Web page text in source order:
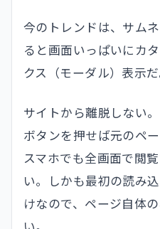
今のトレンドは、サム
ると画面いっぱいにカ
クス（モーダル）表示だ
サイトから離脱しない
ボタンを押せば元のペ
スマホでも全画面で閲
い。しかも最初の読み
けなので、ページ自体